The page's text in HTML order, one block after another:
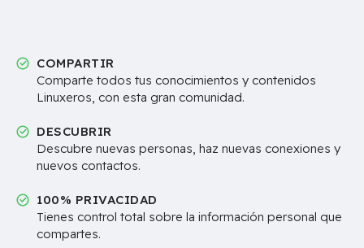
COMPARTIR
Comparte todos tus conocimientos y contenidos
Linuxeros, con esta gran comunidad.
DESCUBRIR
Descubre nuevas personas, haz nuevas conexiones y
nuevos contactos.
100% PRIVACIDAD
Tienes control total sobre la información personal que
compartes.